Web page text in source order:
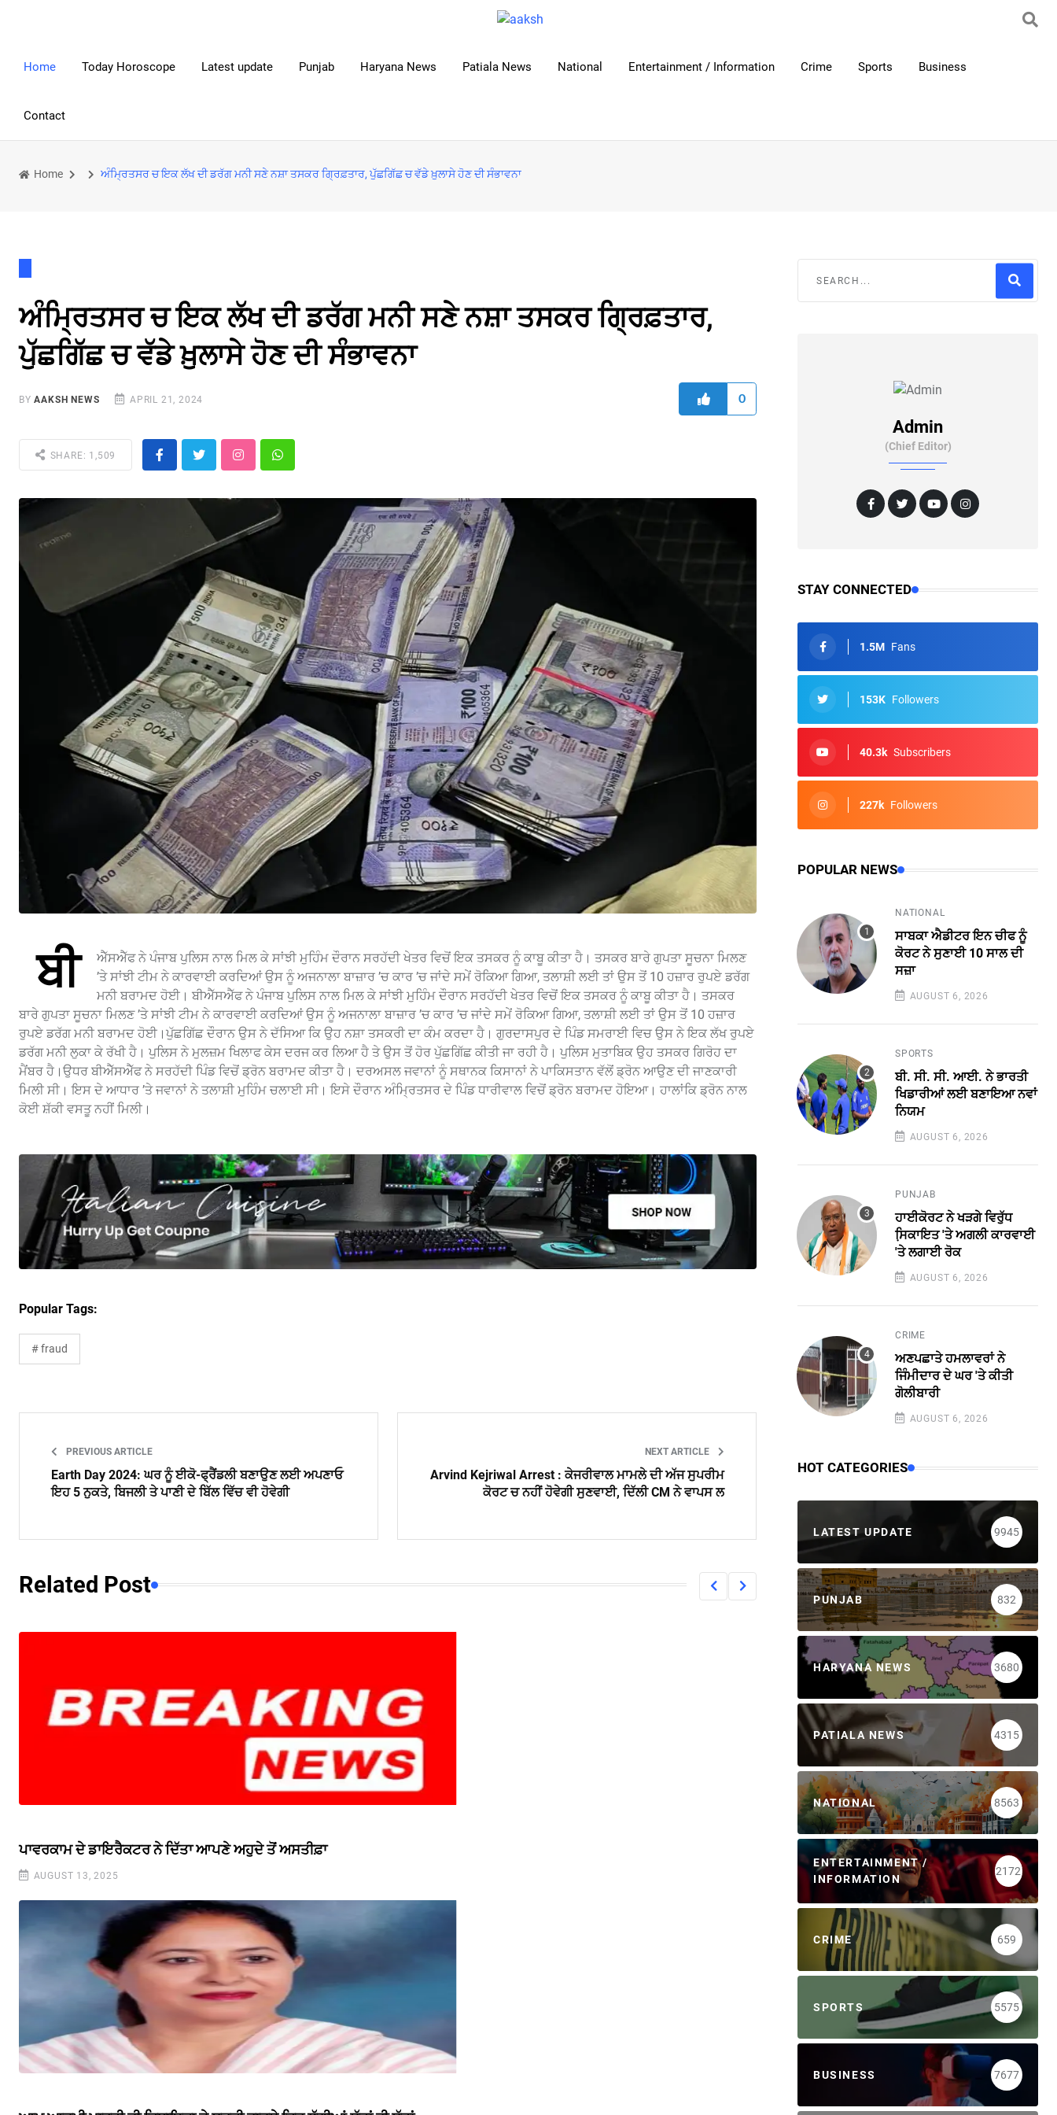
Home Today Horoscope Latest update Punjab Haryana News Patiala News National Entertainment / Information Crime Sports Business
Contact
Home ਅੰਮ੍ਰਿਤਸਰ ਚ ਇਕ ਲੱਖ ਦੀ ਡਰੱਗ ਮਨੀ ਸਣੇ ਨਸ਼ਾ ਤਸਕਰ ਗ੍ਰਿਫ਼ਤਾਰ, ਪੁੱਛਗਿੱਛ ਚ ਵੱਡੇ ਖ਼ੁਲਾਸੇ ਹੋਣ ਦੀ ਸੰਭਾਵਨਾ
ਅੰਮ੍ਰਿਤਸਰ ਚ ਇਕ ਲੱਖ ਦੀ ਡਰੱਗ ਮਨੀ ਸਣੇ ਨਸ਼ਾ ਤਸਕਰ ਗ੍ਰਿਫ਼ਤਾਰ,
ਪੁੱਛਗਿੱਛ ਚ ਵੱਡੇ ਖ਼ੁਲਾਸੇ ਹੋਣ ਦੀ ਸੰਭਾਵਨਾ
BYAAKSH NEWS APRIL 21, 2024 0
SHARE: 1,509
ਬੀ
ਐੱਸਐੱਫ ਨੇ ਪੰਜਾਬ ਪੁਲਿਸ ਨਾਲ ਮਿਲ ਕੇ ਸਾਂਝੀ ਮੁਹਿੰਮ ਦੌਰਾਨ ਸਰਹੱਦੀ ਖੇਤਰ ਵਿਚੋਂ ਇਕ ਤਸਕਰ ਨੂੰ ਕਾਬੂ ਕੀਤਾ ਹੈ। ਤਸਕਰ ਬਾਰੇ ਗੁਪਤਾ ਸੂਚਨਾ ਮਿਲਣ
’ਤੇ ਸਾਂਝੀ ਟੀਮ ਨੇ ਕਾਰਵਾਈ ਕਰਦਿਆਂ ਉਸ ਨੂੰ ਅਜਨਾਲਾ ਬਾਜ਼ਾਰ ’ਚ ਕਾਰ ’ਚ ਜਾਂਦੇ ਸਮੇਂ ਰੋਕਿਆ ਗਿਆ, ਤਲਾਸ਼ੀ ਲਈ ਤਾਂ ਉਸ ਤੋਂ 10 ਹਜ਼ਾਰ ਰੁਪਏ ਡਰੱਗ
ਮਨੀ ਬਰਾਮਦ ਹੋਈ। ਬੀਐੱਸਐੱਫ ਨੇ ਪੰਜਾਬ ਪੁਲਿਸ ਨਾਲ ਮਿਲ ਕੇ ਸਾਂਝੀ ਮੁਹਿੰਮ ਦੌਰਾਨ ਸਰਹੱਦੀ ਖੇਤਰ ਵਿਚੋਂ ਇਕ ਤਸਕਰ ਨੂੰ ਕਾਬੂ ਕੀਤਾ ਹੈ। ਤਸਕਰ
ਬਾਰੇ ਗੁਪਤਾ ਸੂਚਨਾ ਮਿਲਣ ’ਤੇ ਸਾਂਝੀ ਟੀਮ ਨੇ ਕਾਰਵਾਈ ਕਰਦਿਆਂ ਉਸ ਨੂੰ ਅਜਨਾਲਾ ਬਾਜ਼ਾਰ ’ਚ ਕਾਰ ’ਚ ਜਾਂਦੇ ਸਮੇਂ ਰੋਕਿਆ ਗਿਆ, ਤਲਾਸ਼ੀ ਲਈ ਤਾਂ ਉਸ ਤੋਂ 10 ਹਜ਼ਾਰ
ਰੁਪਏ ਡਰੱਗ ਮਨੀ ਬਰਾਮਦ ਹੋਈ।ਪੁੱਛਗਿੱਛ ਦੌਰਾਨ ਉਸ ਨੇ ਦੱਸਿਆ ਕਿ ਉਹ ਨਸ਼ਾ ਤਸਕਰੀ ਦਾ ਕੰਮ ਕਰਦਾ ਹੈ। ਗੁਰਦਾਸਪੁਰ ਦੇ ਪਿੰਡ ਸਮਰਾਈ ਵਿਚ ਉਸ ਨੇ ਇਕ ਲੱਖ ਰੁਪਏ
ਡਰੱਗ ਮਨੀ ਲੁਕਾ ਕੇ ਰੱਖੀ ਹੈ। ਪੁਲਿਸ ਨੇ ਮੁਲਜ਼ਮ ਖਿਲਾਫ ਕੇਸ ਦਰਜ ਕਰ ਲਿਆ ਹੈ ਤੇ ਉਸ ਤੋਂ ਹੋਰ ਪੁੱਛਗਿੱਛ ਕੀਤੀ ਜਾ ਰਹੀ ਹੈ। ਪੁਲਿਸ ਮੁਤਾਬਿਕ ਉਹ ਤਸਕਰ ਗਿਰੋਹ ਦਾ
ਮੈਂਬਰ ਹੈ।ਉਧਰ ਬੀਐੱਸਐੱਫ ਨੇ ਸਰਹੱਦੀ ਪਿੰਡ ਵਿਚੋਂ ਡ੍ਰੋਨ ਬਰਾਮਦ ਕੀਤਾ ਹੈ। ਦਰਅਸਲ ਜਵਾਨਾਂ ਨੂੰ ਸਥਾਨਕ ਕਿਸਾਨਾਂ ਨੇ ਪਾਕਿਸਤਾਨ ਵੱਲੋਂ ਡ੍ਰੋਨ ਆਉਣ ਦੀ ਜਾਣਕਾਰੀ
ਮਿਲੀ ਸੀ। ਇਸ ਦੇ ਆਧਾਰ ’ਤੇ ਜਵਾਨਾਂ ਨੇ ਤਲਾਸ਼ੀ ਮੁਹਿੰਮ ਚਲਾਈ ਸੀ। ਇਸੇ ਦੌਰਾਨ ਅੰਮ੍ਰਿਤਸਰ ਦੇ ਪਿੰਡ ਧਾਰੀਵਾਲ ਵਿਚੋਂ ਡ੍ਰੋਨ ਬਰਾਮਦ ਹੋਇਆ। ਹਾਲਾਂਕਿ ਡ੍ਰੋਨ ਨਾਲ
ਕੋਈ ਸ਼ੱਕੀ ਵਸਤੂ ਨਹੀਂ ਮਿਲੀ।
Popular Tags:
# fraud
PREVIOUS ARTICLE
Earth Day 2024: ਘਰ ਨੂੰ ਈਕੋ-ਫ੍ਰੈਂਡਲੀ ਬਣਾਉਣ ਲਈ ਅਪਣਾਓ
ਇਹ 5 ਨੁਕਤੇ, ਬਿਜਲੀ ਤੇ ਪਾਣੀ ਦੇ ਬਿੱਲ ਵਿੱਚ ਵੀ ਹੋਵੇਗੀ
NEXT ARTICLE
Arvind Kejriwal Arrest : ਕੇਜਰੀਵਾਲ ਮਾਮਲੇ ਦੀ ਅੱਜ ਸੁਪਰੀਮ
ਕੋਰਟ ਚ ਨਹੀਂ ਹੋਵੇਗੀ ਸੁਣਵਾਈ, ਦਿੱਲੀ CM ਨੇ ਵਾਪਸ ਲ
Related Post
ਪਾਵਰਕਾਮ ਦੇ ਡਾਇਰੈਕਟਰ ਨੇ ਦਿੱਤਾ ਆਪਣੇ ਅਹੁਦੇ ਤੋਂ ਅਸਤੀਫ਼ਾ
AUGUST 13, 2025
Admin
(Chief Editor)
STAY CONNECTED
1.5M Fans
153K Followers
40.3k Subscribers
227k Followers
POPULAR NEWS
NATIONAL
ਸਾਬਕਾ ਐਡੀਟਰ ਇਨ ਚੀਫ ਨੂੰ
ਕੋਰਟ ਨੇ ਸੁਣਾਈ 10 ਸਾਲ ਦੀ
ਸਜ਼ਾ
AUGUST 6, 2026
SPORTS
ਬੀ. ਸੀ. ਸੀ. ਆਈ. ਨੇ ਭਾਰਤੀ
ਖਿਡਾਰੀਆਂ ਲਈ ਬਣਾਇਆ ਨਵਾਂ
ਨਿਯਮ
AUGUST 6, 2026
PUNJAB
ਹਾਈਕੋਰਟ ਨੇ ਖੜਗੇ ਵਿਰੁੱਧ
ਸਿ਼ਕਾਇਤ 'ਤੇ ਅਗਲੀ ਕਾਰਵਾਈ
'ਤੇ ਲਗਾਈ ਰੋਕ
AUGUST 6, 2026
CRIME
ਅਣਪਛਾਤੇ ਹਮਲਾਵਰਾਂ ਨੇ
ਜਿੰਮੀਦਾਰ ਦੇ ਘਰ 'ਤੇ ਕੀਤੀ
ਗੋਲੀਬਾਰੀ
AUGUST 6, 2026
HOT CATEGORIES
LATEST UPDATE 9945
PUNJAB 832
HARYANA NEWS 3680
PATIALA NEWS 4315
NATIONAL 8563
ENTERTAINMENT /
INFORMATION
2172
CRIME 659
SPORTS 5575
BUSINESS 7677